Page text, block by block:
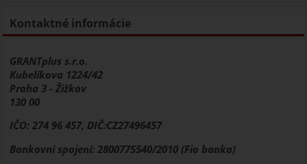
Kontaktné informácie
GRANTplus s.r.o.
Kubelíkova 1224/42
Praha 3 - Žižkov
130 00
IČO: 274 96 457, DIČ:CZ27496457
Bankovní spojení: 2800775540/2010 (Fio banka)